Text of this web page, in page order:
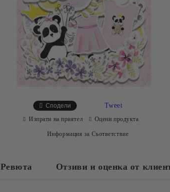
Сподели Tweet
Изпрати на приятел Оцени продукта
Информация за Съответствие
Ревюта Отзиви и оценка от